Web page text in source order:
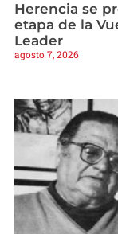
Herencia se
etapa de la
Leader
agosto 7, 2026